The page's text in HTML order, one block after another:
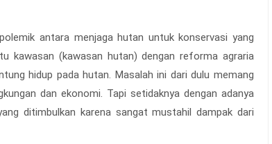
antara menjaga hutan untuk konservasi yang
kawasan (kawasan hutan) dengan reforma agraria
hidup pada hutan. Masalah ini dari dulu memang
dan ekonomi. Tapi setidaknya dengan adanya
ditimbulkan karena sangat mustahil dampak dari